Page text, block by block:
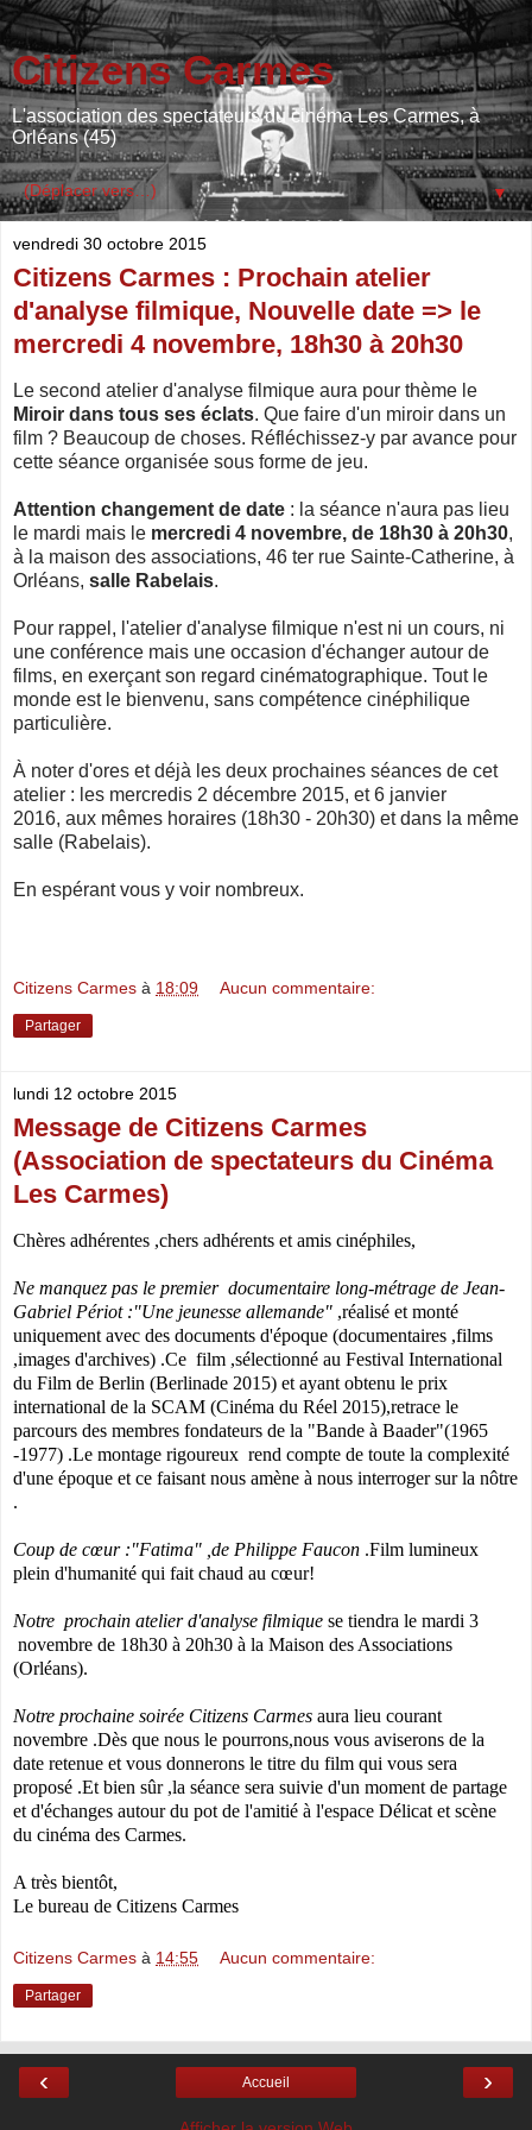
Citizens Carmes
L'association des spectateurs du cinéma Les Carmes, à
Orléans (45)
▼
vendredi 30 octobre 2015
Citizens Carmes : Prochain atelier
d'analyse filmique, Nouvelle date => le
mercredi 4 novembre, 18h30 à 20h30
Le second atelier d'analyse filmique aura pour thème le
Miroir dans tous ses éclats. Que faire d'un miroir dans un
film ? Beaucoup de choses. Réfléchissez-y par avance pour
cette séance organisée sous forme de jeu.
Attention changement de date : la séance n'aura pas lieu
le mardi mais le mercredi 4 novembre, de 18h30 à 20h30,
à la maison des associations, 46 ter rue Sainte-Catherine, à
Orléans, salle Rabelais.
Pour rappel, l'atelier d'analyse filmique n'est ni un cours, ni
une conférence mais une occasion d'échanger autour de
films, en exerçant son regard cinématographique. Tout le
monde est le bienvenu, sans compétence cinéphilique
particulière.
À noter d'ores et déjà les deux prochaines séances de cet
atelier : les mercredis 2 décembre 2015, et 6 janvier
2016, aux mêmes horaires (18h30 - 20h30) et dans la même
salle (Rabelais).
En espérant vous y voir nombreux.
Citizens Carmes à 18:09 Aucun commentaire:
Partager
lundi 12 octobre 2015
Message de Citizens Carmes
(Association de spectateurs du Cinéma
Les Carmes)
Chères adhérentes ,chers adhérents et amis cinéphiles,
Ne manquez pas le premier documentaire long-métrage de Jean-
Gabriel Périot :"Une jeunesse allemande" ,réalisé et monté
uniquement avec des documents d'époque (documentaires ,films
,images d'archives) .Ce film ,sélectionné au Festival International
du Film de Berlin (Berlinade 2015) et ayant obtenu le prix
international de la SCAM (Cinéma du Réel 2015),retrace le
parcours des membres fondateurs de la "Bande à Baader"(1965
-1977) .Le montage rigoureux rend compte de toute la complexité
d'une époque et ce faisant nous amène à nous interroger sur la nôtre
.
Coup de cœur :"Fatima" ,de Philippe Faucon .Film lumineux
plein d'humanité qui fait chaud au cœur!
Notre prochain atelier d'analyse filmique se tiendra le mardi 3
novembre de 18h30 à 20h30 à la Maison des Associations
(Orléans).
Notre prochaine soirée Citizens Carmes aura lieu courant
novembre .Dès que nous le pourrons,nous vous aviserons de la
date retenue et vous donnerons le titre du film qui vous sera
proposé .Et bien sûr ,la séance sera suivie d'un moment de partage
et d'échanges autour du pot de l'amitié à l'espace Délicat et scène
du cinéma des Carmes.
A très bientôt,
Le bureau de Citizens Carmes
Citizens Carmes à 14:55 Aucun commentaire:
Partager
‹ ›
Accueil